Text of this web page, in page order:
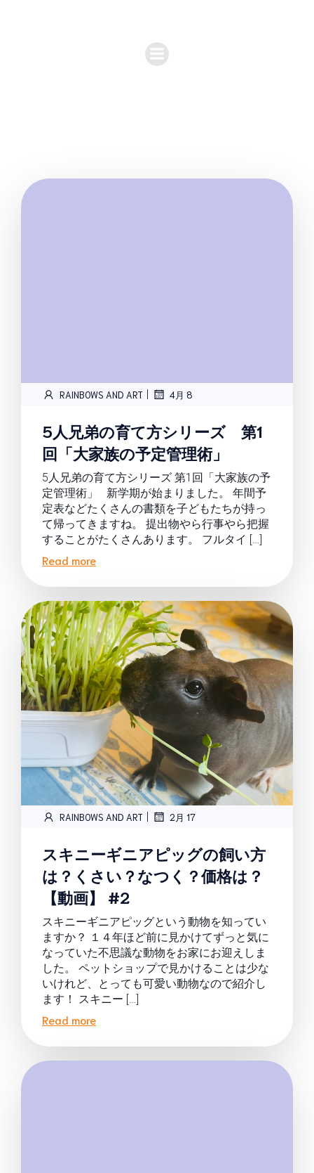
RAINBOWS AND ART | 4月 8
5人兄弟の育て方シリーズ 第1
回「大家族の予定管理術」
5人兄弟の育て方シリーズ 第1回「大家族の予
定管理術」 新学期が始まりました。 年間予
定表などたくさんの書類を子どもたちが持っ
て帰ってきますね。 提出物やら行事やら把握
することがたくさんあります。 フルタイ […]
Read more
RAINBOWS AND ART | 2月 17
スキニーギニアピッグの飼い方
は？くさい？なつく？価格は？
【動画】 #2
スキニーギニアピッグという動物を知ってい
ますか？ １４年ほど前に見かけてずっと気に
なっていた不思議な動物をお家にお迎えしま
した。 ペットショップで見かけることは少な
いけれど、とっても可愛い動物なので紹介し
ます！ スキニー […]
Read more